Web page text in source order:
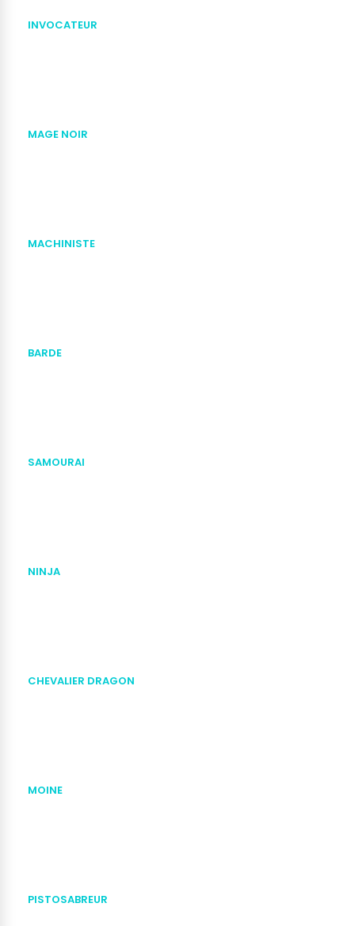
INVOCATEUR
MAGE NOIR
MACHINISTE
BARDE
SAMOURAI
NINJA
CHEVALIER DRAGON
MOINE
PISTOSABREUR